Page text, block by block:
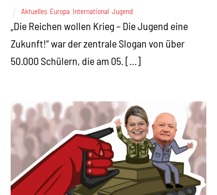
Aktuelles Europa International ,Jugend
„Die Reichen wollen Krieg – Die Jugend eine
Zukunft!“ war der zentrale Slogan von über
50.000 Schülern, die am 05. […]